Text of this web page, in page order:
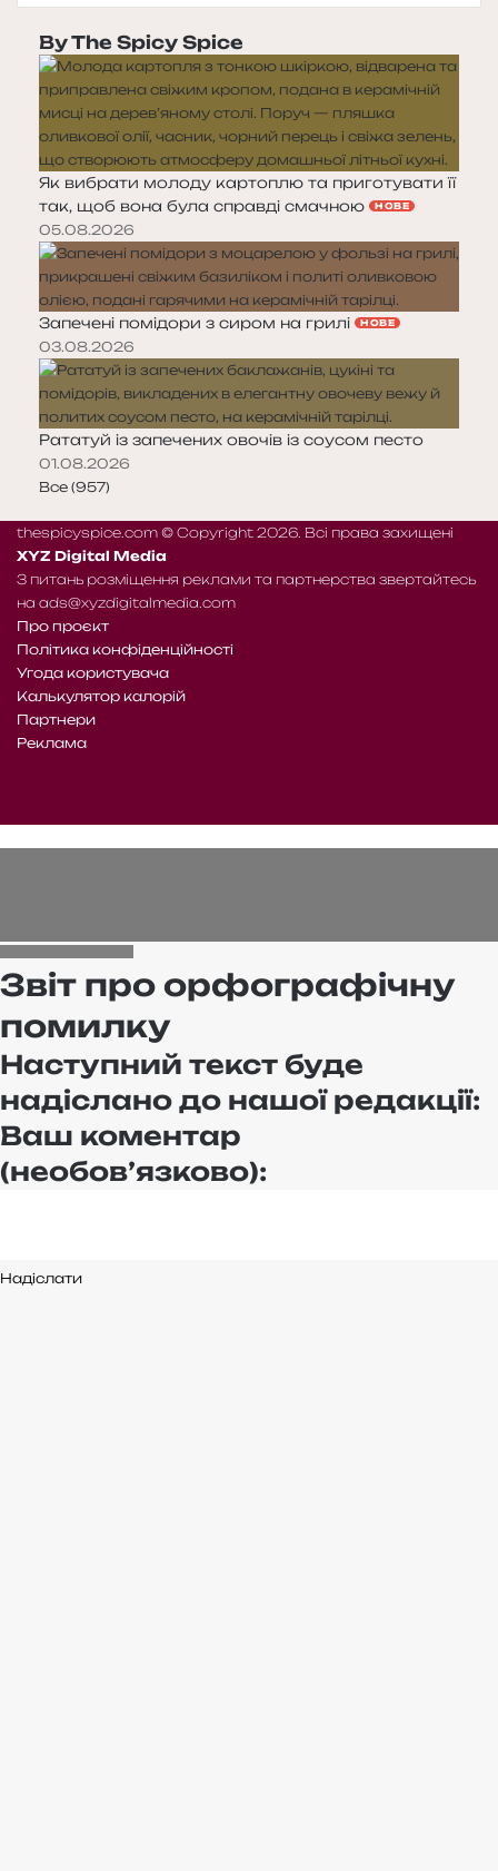
By The Spicy Spice
Як вибрати молоду картоплю та приготувати її
так, щоб вона була справді смачною
НОВЕ
05.08.2026
Запечені помідори з сиром на грилі НОВЕ
03.08.2026
Рататуй із запечених овочів із соусом песто
01.08.2026
Все (957)
thespicyspice.com © Copyright 2026. Всі права захищені
XYZ Digital Media
З питань розміщення реклами та партнерства звертайтесь
на ads@xyzdigitalmedia.com
Про проєкт
Політика конфіденційності
Угода користувача
Калькулятор калорій
Партнери
Реклама
Звіт про орфографічну
помилку
Наступний текст буде
надіслано до нашої редакції:
Ваш коментар
(необов’язково):
Надіслати